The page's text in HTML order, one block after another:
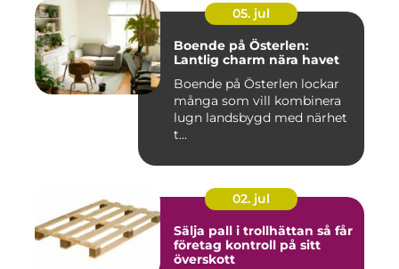
05. jul
Boende på Österlen:
Lantlig charm nära havet
Boende på Österlen lockar
många som vill kombinera
lugn landsbygd med närhet
t...
02. jul
Sälja pall i trollhättan så får
företag kontroll på sitt
överskott